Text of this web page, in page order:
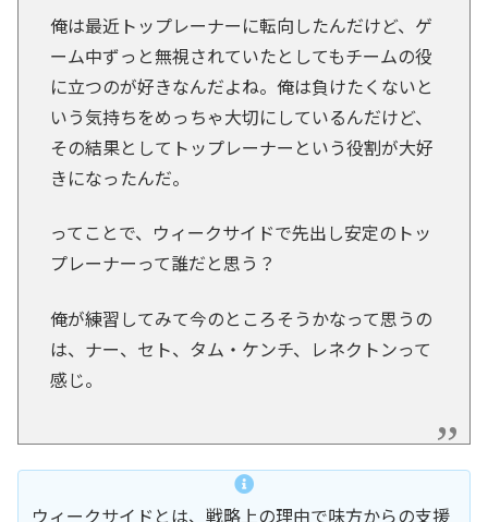
俺は最近トップレーナーに転向したんだけど、ゲ
ーム中ずっと無視されていたとしてもチームの役
に立つのが好きなんだよね。俺は負けたくないと
いう気持ちをめっちゃ大切にしているんだけど、
その結果としてトップレーナーという役割が大好
きになったんだ。
ってことで、ウィークサイドで先出し安定のトッ
プレーナーって誰だと思う？
俺が練習してみて今のところそうかなって思うの
は、ナー、セト、タム・ケンチ、レネクトンって
感じ。
ウィークサイドとは、戦略上の理由で味方からの支援